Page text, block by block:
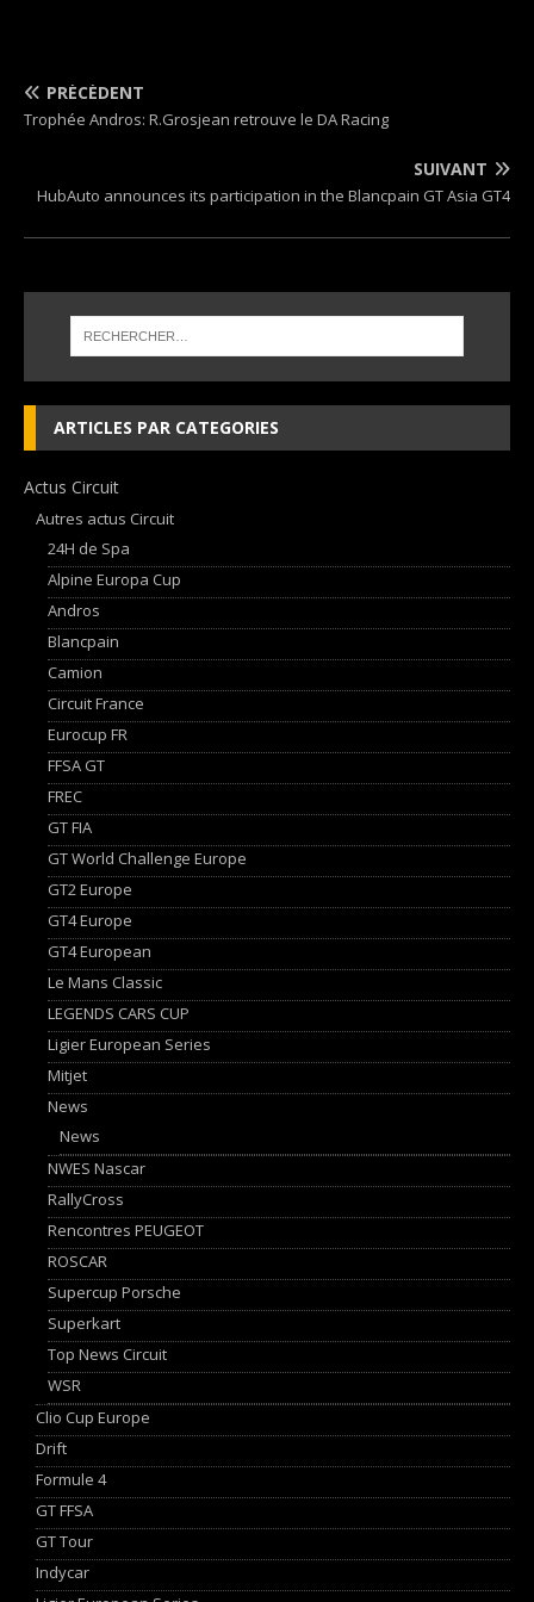
PRÉCÉDENT
Trophée Andros: R.Grosjean retrouve le DA Racing
SUIVANT
HubAuto announces its participation in the Blancpain GT Asia GT4
ARTICLES PAR CATEGORIES
Actus Circuit
Autres actus Circuit
24H de Spa
Alpine Europa Cup
Andros
Blancpain
Camion
Circuit France
Eurocup FR
FFSA GT
FREC
GT FIA
GT World Challenge Europe
GT2 Europe
GT4 Europe
GT4 European
Le Mans Classic
LEGENDS CARS CUP
Ligier European Series
Mitjet
News
News
NWES Nascar
RallyCross
Rencontres PEUGEOT
ROSCAR
Supercup Porsche
Superkart
Top News Circuit
WSR
Clio Cup Europe
Drift
Formule 4
GT FFSA
GT Tour
Indycar